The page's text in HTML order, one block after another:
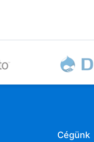
Cégünk